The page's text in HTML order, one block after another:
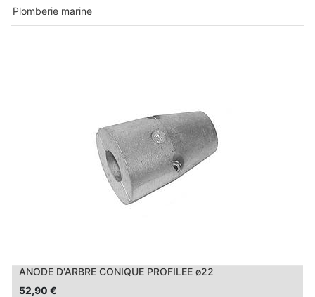
Plomberie marine
ANODE D'ARBRE CONIQUE PROFILEE ø22
52,90 €